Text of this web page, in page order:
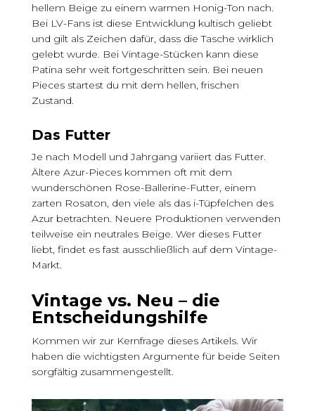
hellem Beige zu einem warmen Honig-Ton nach.
Bei LV-Fans ist diese Entwicklung kultisch geliebt
und gilt als Zeichen dafür, dass die Tasche wirklich
gelebt wurde. Bei Vintage-Stücken kann diese
Patina sehr weit fortgeschritten sein. Bei neuen
Pieces startest du mit dem hellen, frischen
Zustand.
Das Futter
Je nach Modell und Jahrgang variiert das Futter.
Ältere Azur-Pieces kommen oft mit dem
wunderschönen Rose-Ballerine-Futter, einem
zarten Rosaton, den viele als das i-Tüpfelchen des
Azur betrachten. Neuere Produktionen verwenden
teilweise ein neutrales Beige. Wer dieses Futter
liebt, findet es fast ausschließlich auf dem Vintage-
Markt.
Vintage vs. Neu – die
Entscheidungshilfe
Kommen wir zur Kernfrage dieses Artikels. Wir
haben die wichtigsten Argumente für beide Seiten
sorgfältig zusammengestellt.